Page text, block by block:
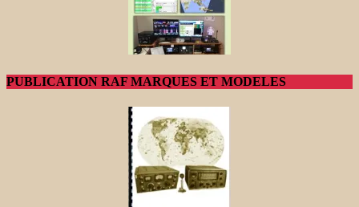
PUBLICATION RAF MARQUES ET MODELES